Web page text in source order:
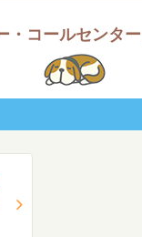
・コールセンター